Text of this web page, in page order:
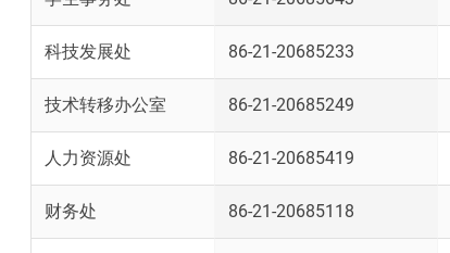
科技发展处 86-21-20685233
技术转移办公室 86-21-20685249
人力资源处 86-21-20685419
财务处 86-21-20685118